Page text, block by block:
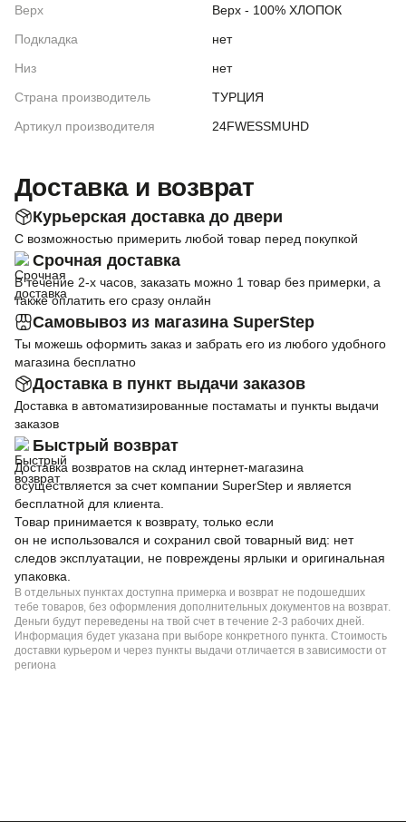
Верх
Верх - 100% ХЛОПОК
Подкладка
нет
Низ
нет
Страна производитель
ТУРЦИЯ
Артикул производителя
24FWESSMUHD
Доставка и возврат
Курьерская доставка до двери
С возможностью примерить любой товар перед покупкой
Срочная доставка
В течение 2-х часов, заказать можно 1 товар без примерки, а
также оплатить его сразу онлайн
Самовывоз из магазина SuperStep
Ты можешь оформить заказ и забрать его из любого удобного
магазина бесплатно
Доставка в пункт выдачи заказов
Доставка в автоматизированные постаматы и пункты выдачи
заказов
Быстрый возврат
Доставка возвратов на склад интернет-магазина
осуществляется за счет компании SuperStep и является
бесплатной для клиента.
Товар принимается к возврату, только если
он не использовался и сохранил свой товарный вид: нет
следов эксплуатации, не повреждены ярлыки и оригинальная
упаковка.
В отдельных пунктах доступна примерка и возврат не подошедших
тебе товаров, без оформления дополнительных документов на возврат.
Деньги будут переведены на твой счет в течение 2-3 рабочих дней.
Информация будет указана при выборе конкретного пункта. Стоимость
доставки курьером и через пункты выдачи отличается в зависимости от
региона